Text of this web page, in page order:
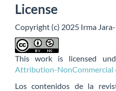
License
Copyright (c) 2025 Irma
This work is licensed
Attribution-NonCommercial
Los contenidos de la